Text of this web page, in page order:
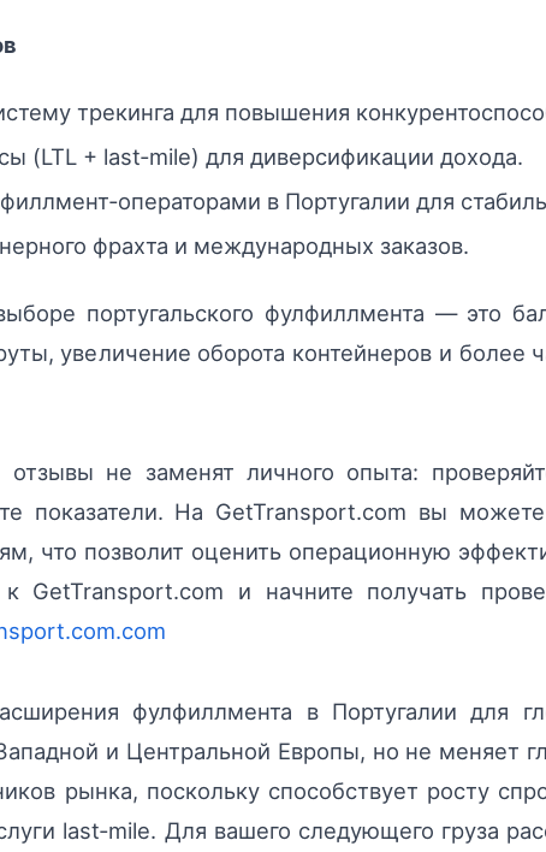
трекинга для повышения
(LTL + last‑mile) для диверсификации дохода.
в Португалии для
фрахта и международных заказов.
португальского фулфиллмента — это
увеличение оборота контейнеров и более
не заменят личного опыта:
показатели. На GetTransport.com вы можете
что позволит оценить операционную
GetTransport.com и начните получать
фулфиллмента в Португалии для
и Центральной Европы, но не меняет
рынка, поскольку способствует росту
last‑mile. Для вашего следующего груза